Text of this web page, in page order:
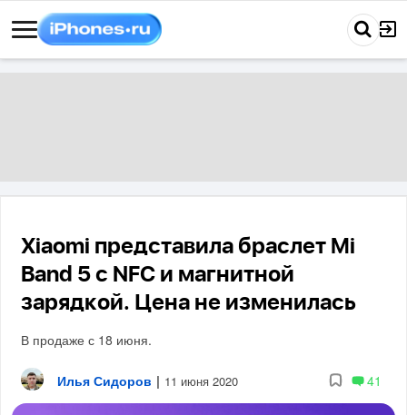
Xiaomi представила браслет Mi
Band 5 с NFC и магнитной
зарядкой. Цена не изменилась
В продаже с 18 июня.
Илья Сидоров | 11 июня 2020 41